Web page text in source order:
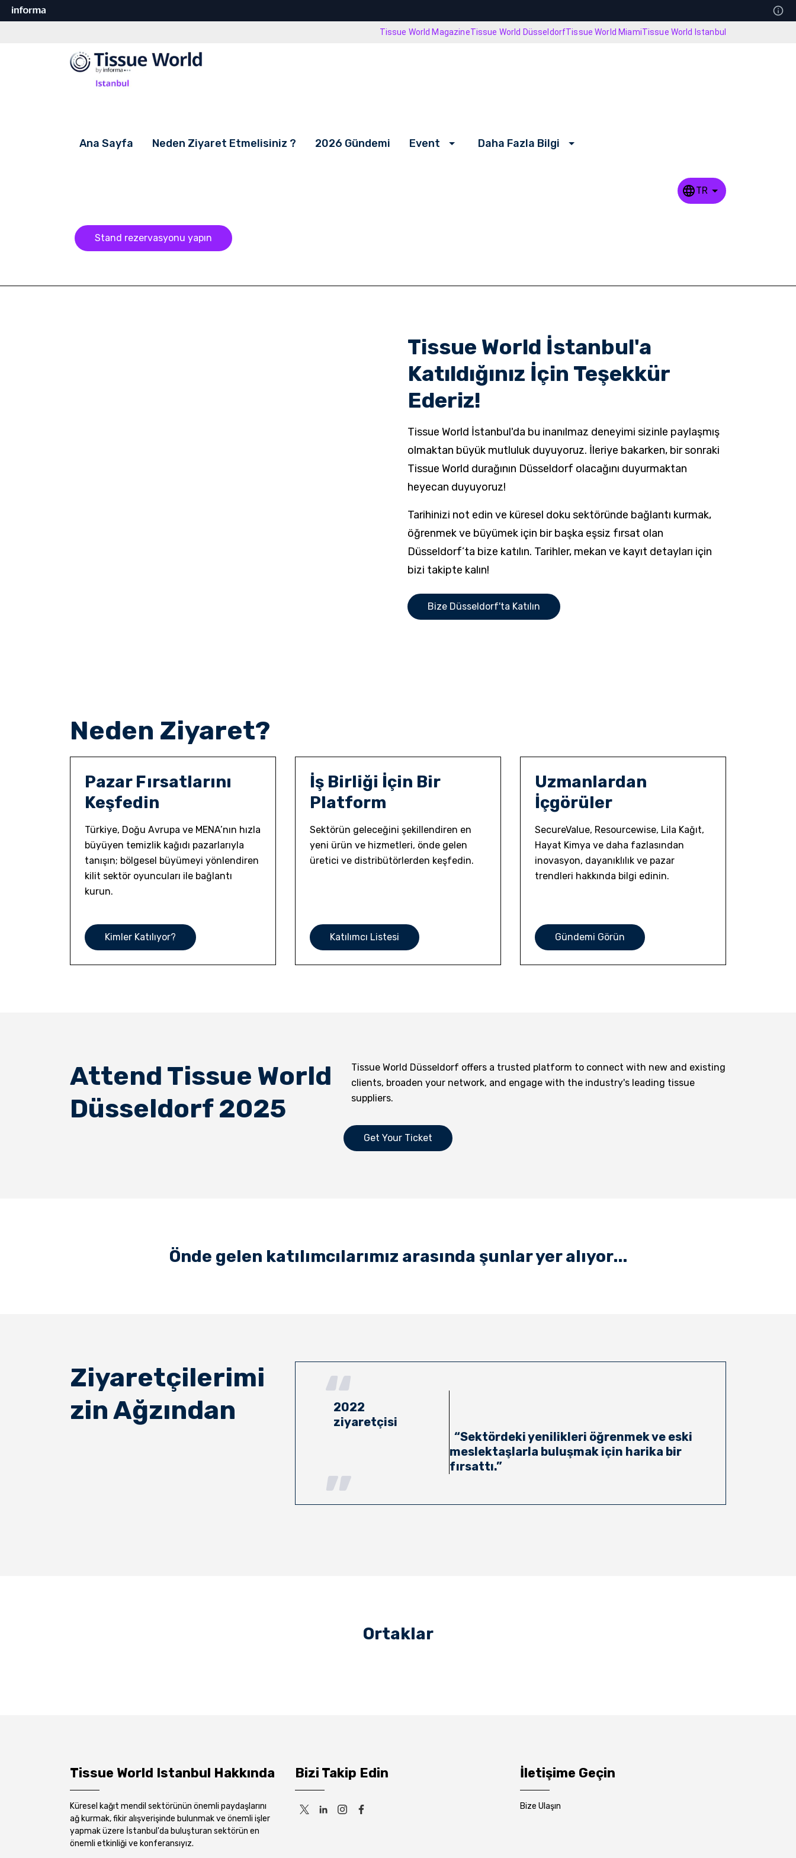
Tissue World MagazineTissue World DüsseldorfTissue World MiamiTissue World Istanbul
Ana Sayfa Neden Ziyaret Etmelisiniz ? 2026 Gündemi Event Daha Fazla Bilgi
Stand rezervasyonu yapın
TR
Tissue World İstanbul'a
Katıldığınız İçin Teşekkür
Ederiz!
Tissue World İstanbul'da bu inanılmaz deneyimi sizinle paylaşmış
olmaktan büyük mutluluk duyuyoruz. İleriye bakarken, bir sonraki
Tissue World durağının Düsseldorf olacağını duyurmaktan
heyecan duyuyoruz!
Tarihinizi not edin ve küresel doku sektöründe bağlantı kurmak,
öğrenmek ve büyümek için bir başka eşsiz fırsat olan
Düsseldorf’ta bize katılın. Tarihler, mekan ve kayıt detayları için
bizi takipte kalın!
Bize Düsseldorf'ta Katılın
Neden Ziyaret ?
Pazar Fırsatlarını
Keşfedin
Türkiye, Doğu Avrupa ve MENA’nın hızla
büyüyen temizlik kağıdı pazarlarıyla
tanışın; bölgesel büyümeyi yönlendiren
kilit sektör oyuncuları ile bağlantı
kurun.
Kimler Katılıyor?
İş Birliği İçin Bir
Platform
Sektörün geleceğini şekillendiren en
yeni ürün ve hizmetleri, önde gelen
üretici ve distribütörlerden keşfedin.
Katılımcı Listesi
Uzmanlardan
İçgörüler
SecureValue, Resourcewise, Lila Kağıt,
Hayat Kimya ve daha fazlasından
inovasyon, dayanıklılık ve pazar
trendleri hakkında bilgi edinin.
Gündemi Görün
Attend Tissue World
Düsseldorf 2025
Tissue World Düsseldorf offers a trusted platform to connect with new and existing
clients, broaden your network, and engage with the industry's leading tissue
suppliers.
Get Your Ticket
Önde gelen katılımcılarımız arasında şunlar yer alıyor...
Ziyaretçilerimi
zin Ağzından
2022
ziyaretçisi
“Sektördeki yenilikleri öğrenmek ve eski
meslektaşlarla buluşmak için harika bir
fırsattı.”
Ortaklar
Tissue World Istanbul Hakkında
Küresel kağıt mendil sektörünün önemli paydaşlarını
ağ kurmak, fikir alışverişinde bulunmak ve önemli işler
yapmak üzere İstanbul'da buluşturan sektörün en
önemli etkinliği ve konferansıyız.
Bizi Takip Edin İletişime Geçin
Bize Ulaşın